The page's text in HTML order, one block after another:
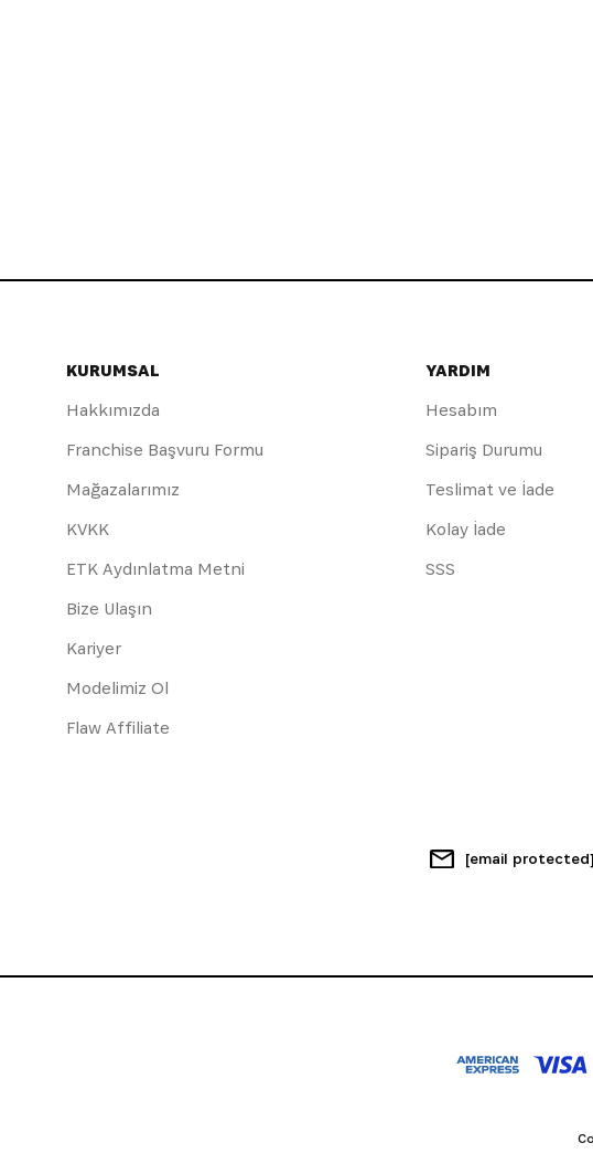
KURUMSAL
Hakkımızda
Franchise Başvuru Formu
Mağazalarımız
KVKK
ETK Aydınlatma Metni
Bize Ulaşın
Kariyer
Modelimiz Ol
Flaw Affiliate
YARDIM
Hesabım
Sipariş Durumu
Teslimat ve İade
Kolay İade
SSS
[email protected]